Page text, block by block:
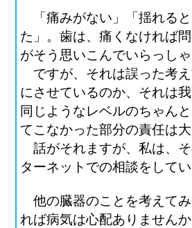
「痛みがない」「揺れる
た」。歯は、痛くなければ
がそう思いこんでいらっし
ですが、それは誤った考
にさせているのか、それは
同じようなレベルのちゃん
てこなかった部分の責任は
話がそれますが、私は、
ターネットでの相談をして
他の臓器のことを考えて
れば病気は心配ありません